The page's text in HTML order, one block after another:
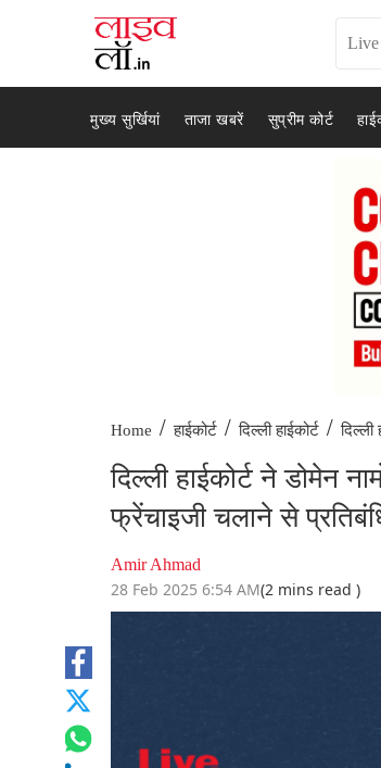
मुख्य सुर्खियां ताजा खबरें सुप्रीम कोर्ट
Home / हाईकोर्ट / दिल्ली हाईकोर्ट / दिल्ली
दिल्ली हाईकोर्ट ने डोमेन
फ्रेंचाइजी चलाने से
Amir Ahmad
28 Feb 2025 6:54 AM(2 mins read )